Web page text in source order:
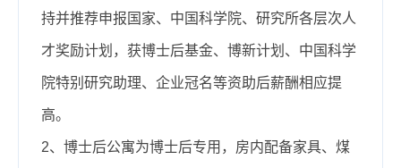
持并推荐申报国家、中国科学院、研究所各层次人
才奖励计划，获博士后基金、博新计划、中国科学
院特别研究助理、企业冠名等资助后薪酬相应提
高。
2、博士后公寓为博士后专用，房内配备家具、煤